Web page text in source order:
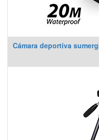
Cámara deportiva